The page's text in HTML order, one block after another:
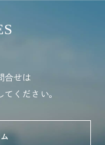
合せは
ください。